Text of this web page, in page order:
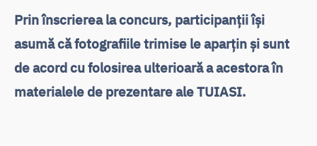
Prin înscrierea la concurs, participanții își
asumă că fotografiile trimise le aparțin și sunt
de acord cu folosirea ulterioară a acestora în
materialele de prezentare ale TUIASI.